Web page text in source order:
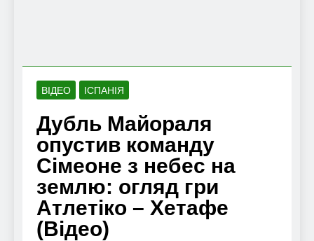
ВІДЕО ІСПАНІЯ
Дубль Майораля
опустив команду
Сімеоне з небес на
землю: огляд гри
Атлетіко – Хетафе
(Відео)